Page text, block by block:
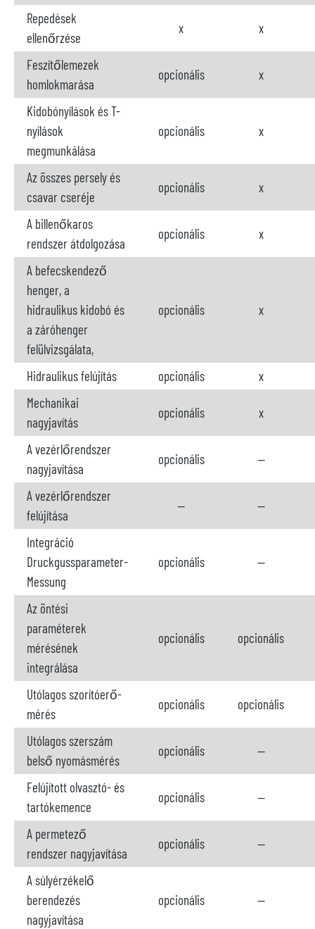
Repedések
ellenőrzése
x x
Feszítőlemezek
homlokmarása
opcionális x
Kidobónyílások és T-
nyílások
megmunkálása
opcionális x
Az összes persely és
csavar cseréje
opcionális x
A billenőkaros
rendszer átdolgozása
opcionális x
A befecskendező
henger, a
hidraulikus kidobó és
a záróhenger
felülvizsgálata,
opcionális x
Hidraulikus felújítás opcionális
x
Mechanikai
nagyjavítás
opcionális x
A vezérlőrendszer
nagyjavítása
opcionális --
A vezérlőrendszer
felújítása
-- --
Integráció
Druckgussparameter-
Messung
opcionális --
Az öntési
paraméterek
mérésének
integrálása
opcionális opcionális
Utólagos szorítóerő-
mérés
opcionális opcionális
Utólagos szerszám
belső nyomásmérés
opcionális --
Felújított olvasztó- és
tartókemence
opcionális --
A permetező
rendszer nagyjavítása
opcionális --
A súlyérzékelő
berendezés
nagyjavítása
opcionális --